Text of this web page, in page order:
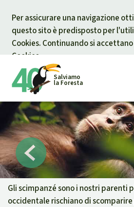
Per assicurare una navigazione
questo sito è predisposto per
Cookies. Continuando si accettano
Cookies.
Salviamo
la Foresta
Petizioni
Progetti
Informazioni
La tua donazione
Sostieni Salviamo
Donazione urgente
Gli scimpanzé sono i nostri parenti
occidentale rischiano di